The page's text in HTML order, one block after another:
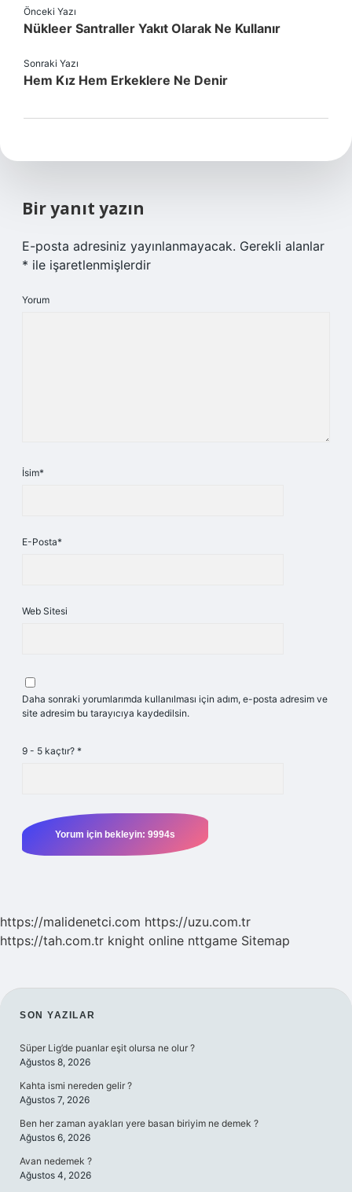
Önceki Yazı
Nükleer Santraller Yakıt Olarak Ne Kullanır
Sonraki Yazı
Hem Kız Hem Erkeklere Ne Denir
Bir yanıt yazın
E-posta adresiniz yayınlanmayacak. Gerekli alanlar
* ile işaretlenmişlerdir
Yorum
İsim*
E-Posta*
Web Sitesi
Daha sonraki yorumlarımda kullanılması için adım, e-posta adresim ve
site adresim bu tarayıcıya kaydedilsin.
9 - 5 kaçtır? *
https://malidenetci.com https://uzu.com.tr
https://tah.com.tr knight online nttgame Sitemap
SIDEBAR
SON YAZILAR
Süper Lig’de puanlar eşit olursa ne olur ?
Ağustos 8, 2026
Kahta ismi nereden gelir ?
Ağustos 7, 2026
Ben her zaman ayakları yere basan biriyim ne demek ?
Ağustos 6, 2026
Avan nedemek ?
Ağustos 4, 2026